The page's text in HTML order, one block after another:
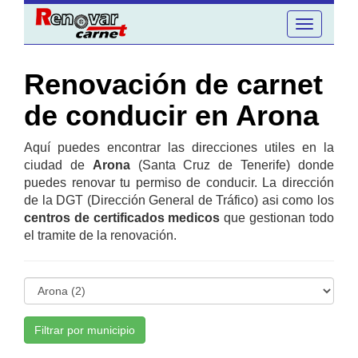
Toggle
navigation
Renovación de carnet
de conducir en Arona
Aquí puedes encontrar las direcciones utiles en la
ciudad de Arona(Santa Cruz de Tenerife) donde
puedes renovar tu permiso de conducir. La dirección
de la DGT (Dirección General de Tráfico) asi como los
centros de certificados medicos que gestionan todo
el tramite de la renovación.
Filtrar por municipio